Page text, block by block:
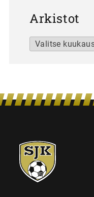
Arkistot
Arkistot
SJK-
juniorit